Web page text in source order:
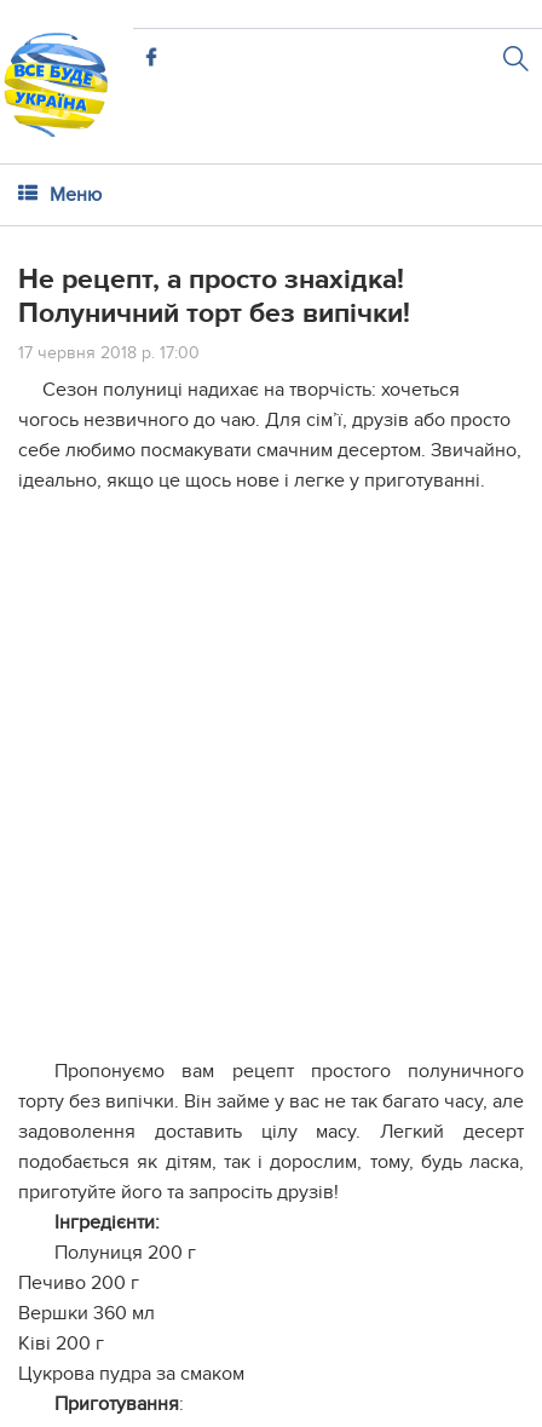
Меню
Не рецепт, а просто знахідка!
Полуничний торт без випічки!
17 червня 2018 р. 17:00
Сезон полуниці надихає на творчість: хочеться
чогось незвичного до чаю. Для сім’ї, друзів або просто
себе любимо посмакувати смачним десертом. Звичайно,
ідеально, якщо це щось нове і легке у приготуванні.
Пропонуємо вам рецепт простого полуничного
торту без випічки. Він займе у вас не так багато часу, але
задоволення доставить цілу масу. Легкий десерт
подобається як дітям, так і дорослим, тому, будь ласка,
приготуйте його та запросіть друзів!
Інгредієнти:
Полуниця 200 г
Печиво 200 г
Вершки 360 мл
Ківі 200 г
Цукрова пудра за смаком
Приготування: